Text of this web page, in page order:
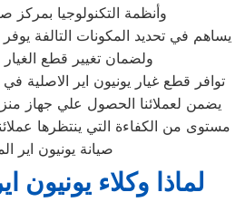
وأنظمة التكنولوجيا بمركز
يساهم في تحديد المكونات التالفة يوفر
ولضمان تغيير قطع الغيار
توافر قطع غيار يونيون اير الاصلية
يضمن لعملائنا الحصول علي جهاز
مستوى من الكفاءة التي ينتظرها
صيانة يونيون اير
لماذا وكلاء يونيون